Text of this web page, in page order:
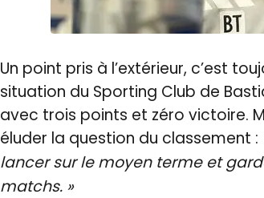
Un point pris à l’extérieur, c’est
situation du Sporting Club de
avec trois points et zéro victoire.
éluder la question du classement :
lancer sur le moyen terme et
matchs. »